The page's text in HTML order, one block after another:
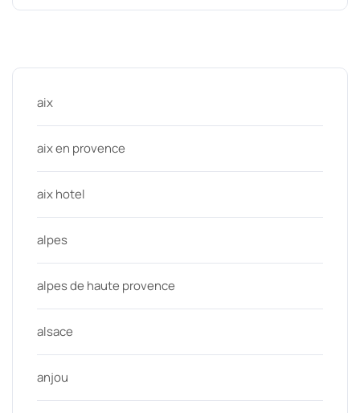
aix
aix en provence
aix hotel
alpes
alpes de haute provence
alsace
anjou